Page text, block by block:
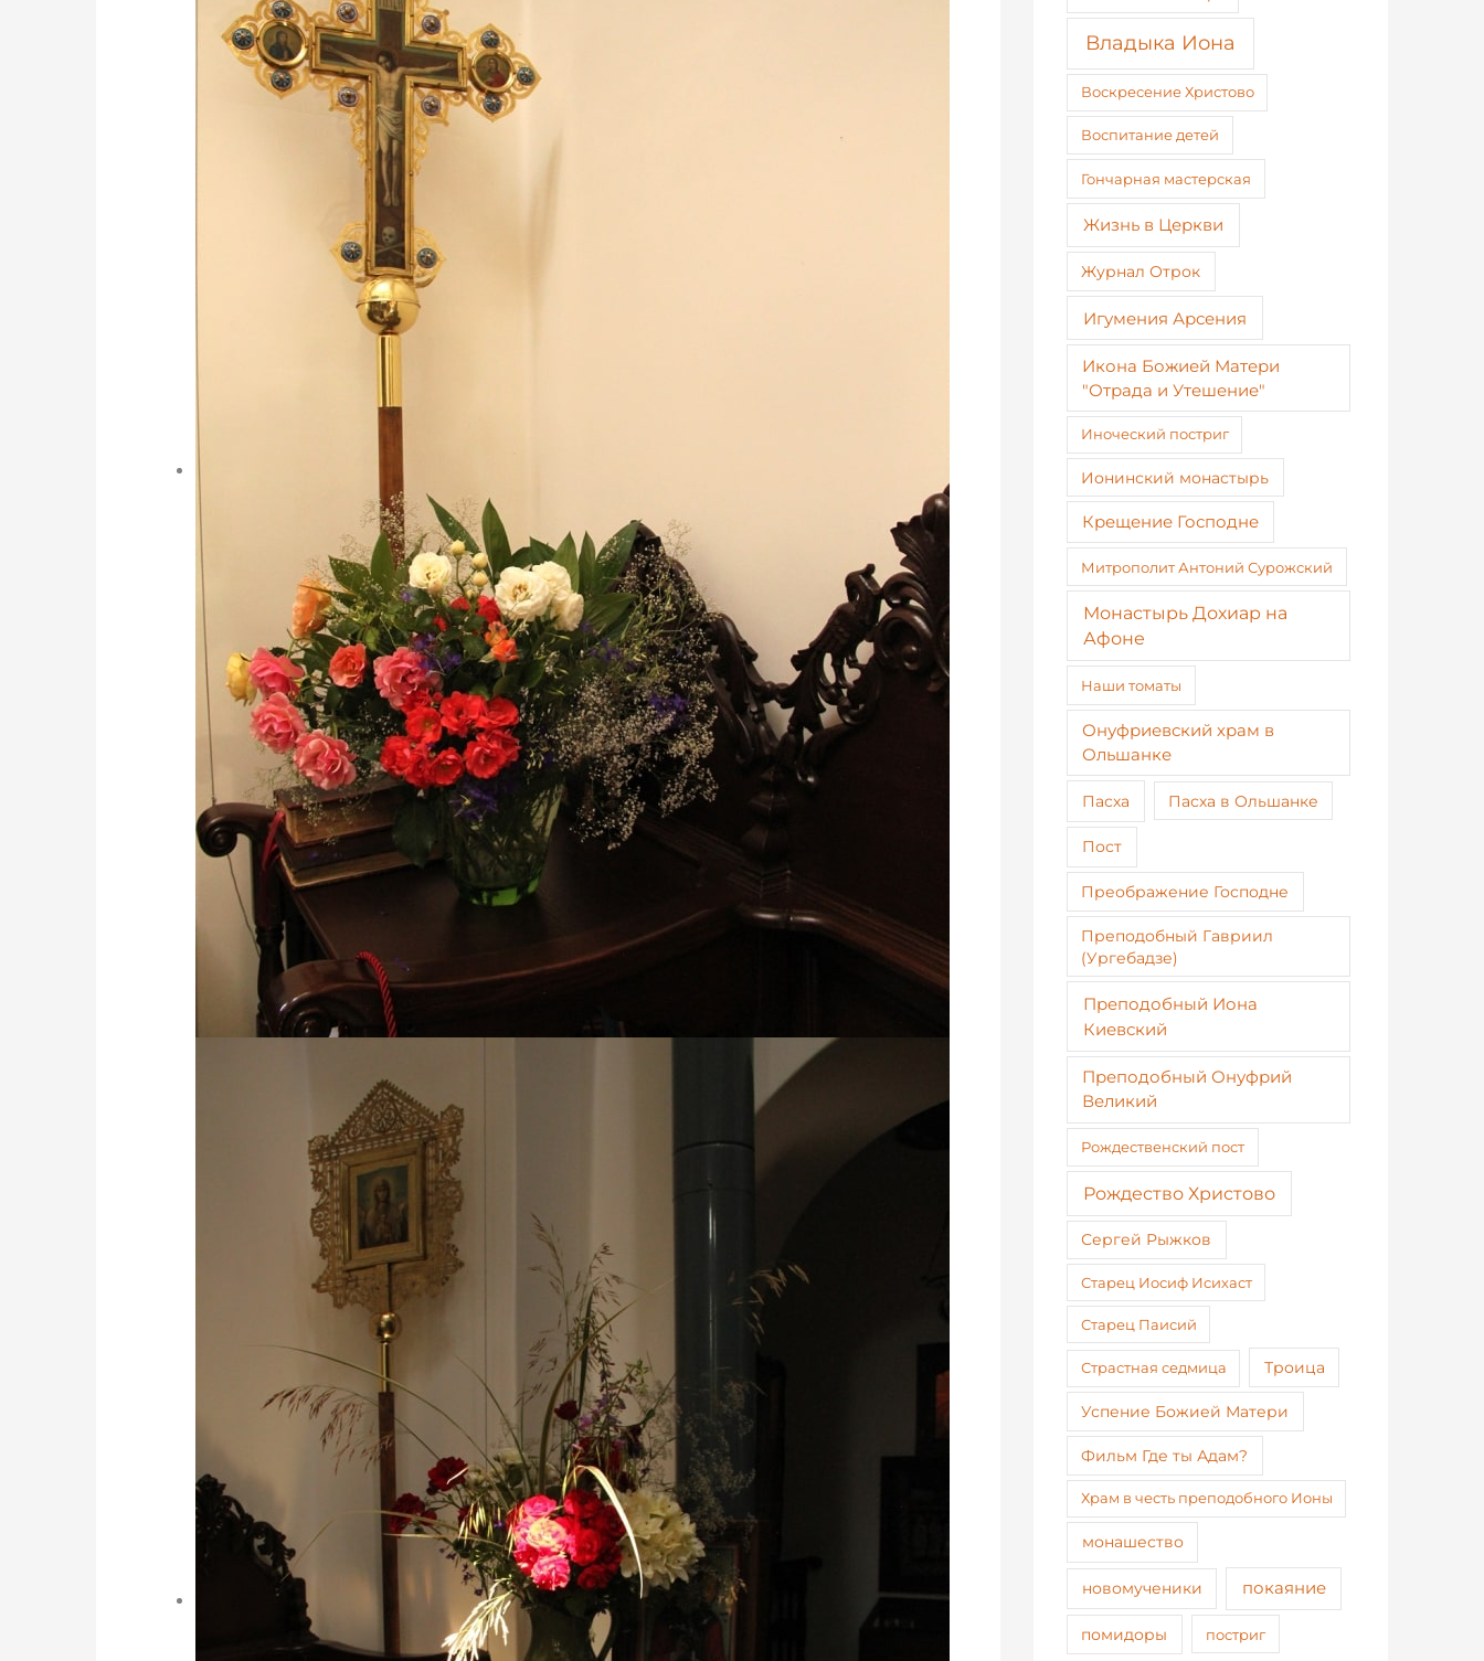
Владыка Иона
Воскресение Христово
Воспитание детей
Гончарная мастерская
Жизнь в Церкви
Журнал Отрок
Игумения Арсения
Икона Божией Матери
"Отрада и Утешение"
Иноческий постриг
Ионинский монастырь
Крещение Господне
Митрополит Антоний Сурожский
Монастырь Дохиар на
Афоне
Наши томаты
Онуфриевский храм в
Ольшанке
Пасха Пасха в Ольшанке
Пост
Преображение Господне
Преподобный Гавриил
(Ургебадзе)
Преподобный Иона
Киевский
Преподобный Онуфрий
Великий
Рождественский пост
Рождество Христово
Сергей Рыжков
Старец Иосиф Исихаст
Старец Паисий
Страстная седмица Троица
Успение Божией Матери
Фильм Где ты Адам?
Храм в честь преподобного Ионы
монашество
новомученики покаяние
помидоры постриг